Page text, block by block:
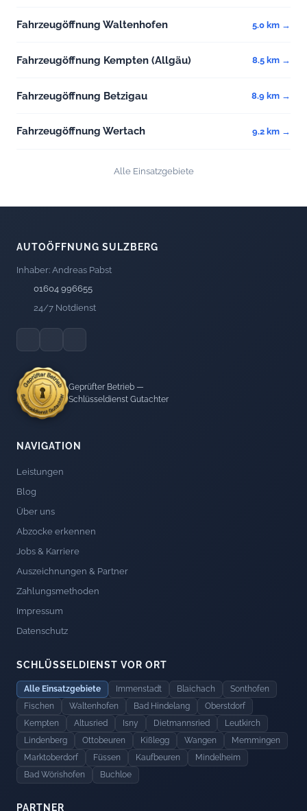
Fahrzeugöffnung Waltenhofen 5.0 km →
Fahrzeugöffnung Kempten (Allgäu) 8.5 km →
Fahrzeugöffnung Betzigau 8.9 km →
Fahrzeugöffnung Wertach 9.2 km →
Alle Einsatzgebiete
AUTOÖFFNUNG SULZBERG
Inhaber: Andreas Pabst
01604 996655
24/7 Notdienst
Geprüfter Betrieb —
Schlüsseldienst Gutachter
NAVIGATION
Leistungen
Blog
Über uns
Abzocke erkennen
Jobs & Karriere
Auszeichnungen & Partner
Zahlungsmethoden
Impressum
Datenschutz
SCHLÜSSELDIENST VOR ORT
Alle Einsatzgebiete Immenstadt Blaichach
Sonthofen
Fischen
Waltenhofen Bad Hindelang
Oberstdorf
Kempten
Altusried Isny Dietmannsried
Leutkirch
Lindenberg
Ottobeuren Kißlegg Wangen
Memmingen
Marktoberdorf
Füssen Kaufbeuren
Mindelheim
Bad Wörishofen
Buchloe
PARTNER